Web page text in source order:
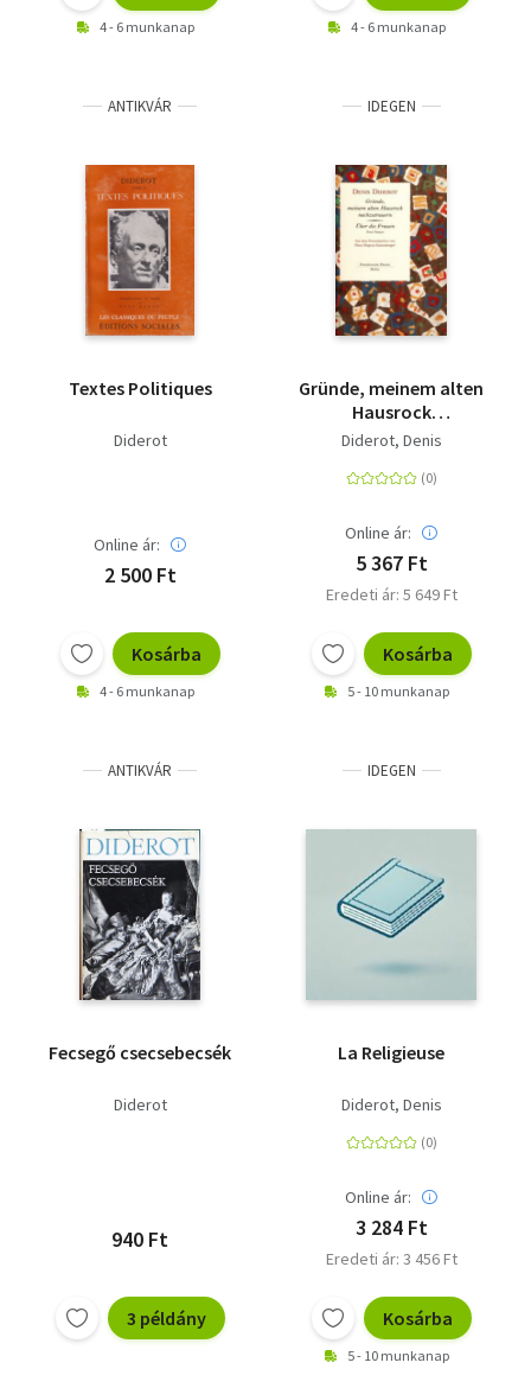
4 - 6 munkanap 4 - 6 munkanap
ANTIKVÁR
Textes Politiques
Diderot
Online ár:
2 500 Ft
Kosárba
4 - 6 munkanap
IDEGEN
Gründe, meinem alten
Hausrock
nachzutrauern / Über
Essays
Diderot, Denis
Online ár:
5 367 Ft
Eredeti ár: 5 649 Ft
Kosárba
5 - 10 munkanap
ANTIKVÁR
Fecsegő csecsebecsék
Diderot
940 Ft
3 példány
IDEGEN
La Religieuse
Diderot, Denis
Online ár:
3 284 Ft
Eredeti ár: 3 456 Ft
Kosárba
5 - 10 munkanap